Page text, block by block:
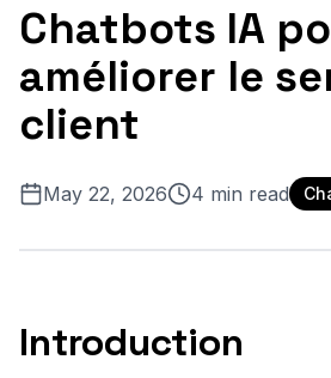
Chatbots IA
améliorer le
client
May 22, 2026 4 min read
Introduction